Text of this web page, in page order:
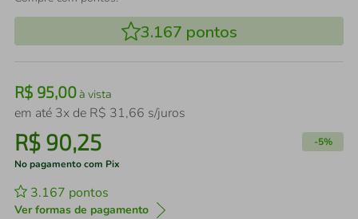
3.167 pontos
R$ 95,00à vista
em até 3x de R$ 31,66 s/juros
R$ 90,25 -5%
No pagamento com Pix
3.167 pontos
Ver formas de pagamento